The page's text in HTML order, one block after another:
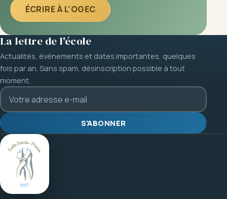
ÉCRIRE À L'OGEC
La lettre de l'école
Actualités, événements et dates importantes, quelques
fois par an. Sans spam, désinscription possible à tout
moment.
S'ABONNER